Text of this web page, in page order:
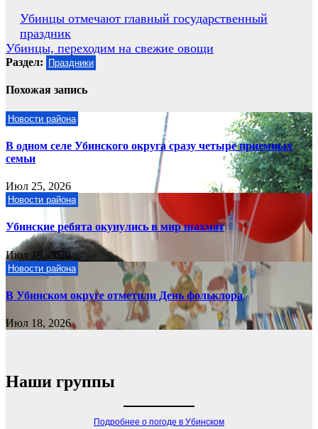
Навигация
по
записям
Убинцы отмечают главный государственный
праздник
Убинцы, переходим на свежие овощи
Раздел: Праздники
Похожая запись
Новости района
В одном селе Убинского округа сразу четыре приемных
семьи
Июл 25, 2026
Новости района
Убинские ребята окунулись в мир шахмат
Июл 19, 2026
Новости района
В Убинском округе отметили День фольклора
Июл 18, 2026
Наши группы
Подробнее о погоде в Убинском